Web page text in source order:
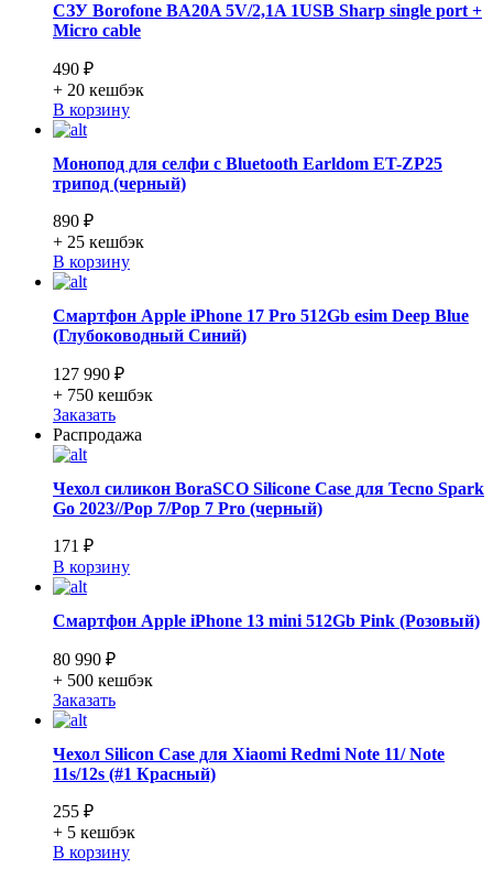
СЗУ Borofone BA20A 5V/2,1A 1USB Sharp single port +
Micro cable
490 ₽
+ 20 кешбэк
В корзину
Монопод для селфи с Bluetooth Earldom ET-ZP25
трипод (черный)
890 ₽
+ 25 кешбэк
В корзину
Смартфон Apple iPhone 17 Pro 512Gb esim Deep Blue
(Глубоководный Синий)
127 990 ₽
+ 750 кешбэк
Заказать
Распродажа
Чехол силикон BoraSCO Silicone Case для Tecno Spark
Go 2023//Pop 7/Pop 7 Pro (черный)
171 ₽
В корзину
Смартфон Apple iPhone 13 mini 512Gb Pink (Розовый)
80 990 ₽
+ 500 кешбэк
Заказать
Чехол Silicon Case для Xiaomi Redmi Note 11/ Note
11s/12s (#1 Красный)
255 ₽
+ 5 кешбэк
В корзину